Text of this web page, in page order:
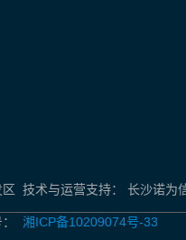
技术与运营支持： 长沙诺为
湘ICP备10209074号-33